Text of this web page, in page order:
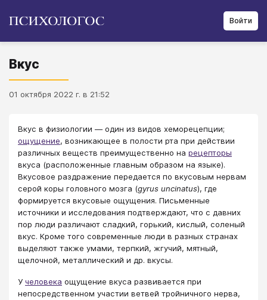
Войти
Вкус
01 октября 2022 г. в 21:52
Вкус в физиологии — один из видов хеморецепции;
ощущение, возникающее в полости рта при действии
различных веществ преимущественно на рецепторы
вкуса (расположенные главным образом на языке).
Вкусовое раздражение передается по вкусовым нервам
серой коры головного мозга (gyrus uncinatus), где
формируется вкусовые ощущения. Письменные
источники и исследования подтверждают, что с давних
пор люди различают сладкий, горький, кислый, соленый
вкус. Кроме того современные люди в разных странах
выделяют также умами, терпкий, жгучий, мятный,
щелочной, металлический и др. вкусы.
У человека ощущение вкуса развивается при
непосредственном участии ветвей тройничного нерва,